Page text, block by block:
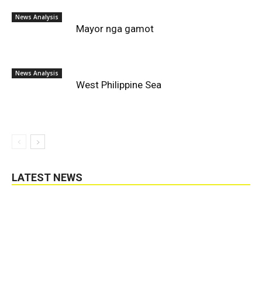
News Analysis
Mayor nga gamot
News Analysis
West Philippine Sea
LATEST NEWS